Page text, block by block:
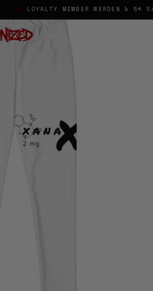
// LOYALTY MEMBER WERDEN & 5€
→ ✕